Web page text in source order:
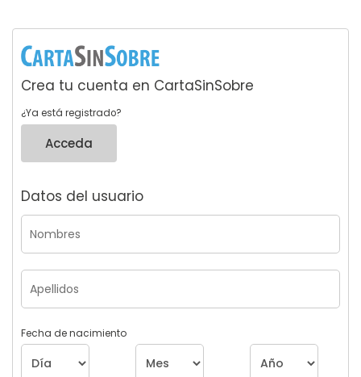
Crea tu cuenta en CartaSinSobre
¿Ya está registrado?
Acceda
Datos del usuario
Fecha de nacimiento